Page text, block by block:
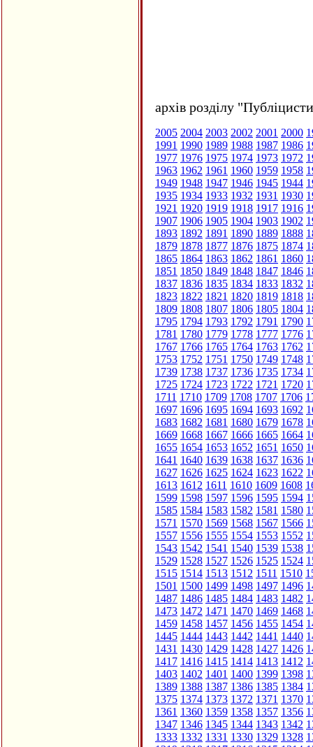
архів розділу
2005 2004 2003 2002 2001 2000
1991 1990 1989 1988 1987 1986
1977 1976 1975 1974 1973 1972
1963 1962 1961 1960 1959 1958
1949 1948 1947 1946 1945 1944
1935 1934 1933 1932 1931 1930
1921 1920 1919 1918 1917 1916
1907 1906 1905 1904 1903 1902
1893 1892 1891 1890 1889 1888
1879 1878 1877 1876 1875 1874
1865 1864 1863 1862 1861 1860
1851 1850 1849 1848 1847 1846
1837 1836 1835 1834 1833 1832
1823 1822 1821 1820 1819 1818
1809 1808 1807 1806 1805 1804
1795 1794 1793 1792 1791 1790
1781 1780 1779 1778 1777 1776
1767 1766 1765 1764 1763 1762
1753 1752 1751 1750 1749 1748
1739 1738 1737 1736 1735 1734
1725 1724 1723 1722 1721 1720
1711 1710 1709 1708 1707 1706
1697 1696 1695 1694 1693 1692
1683 1682 1681 1680 1679 1678
1669 1668 1667 1666 1665 1664
1655 1654 1653 1652 1651 1650
1641 1640 1639 1638 1637 1636
1627 1626 1625 1624 1623 1622
1613 1612 1611 1610 1609 1608
1599 1598 1597 1596 1595 1594
1585 1584 1583 1582 1581 1580
1571 1570 1569 1568 1567 1566
1557 1556 1555 1554 1553 1552
1543 1542 1541 1540 1539 1538
1529 1528 1527 1526 1525 1524
1515 1514 1513 1512 1511 1510
1501 1500 1499 1498 1497 1496
1487 1486 1485 1484 1483 1482
1473 1472 1471 1470 1469 1468
1459 1458 1457 1456 1455 1454
1445 1444 1443 1442 1441 1440
1431 1430 1429 1428 1427 1426
1417 1416 1415 1414 1413 1412
1403 1402 1401 1400 1399 1398
1389 1388 1387 1386 1385 1384
1375 1374 1373 1372 1371 1370
1361 1360 1359 1358 1357 1356
1347 1346 1345 1344 1343 1342
1333 1332 1331 1330 1329 1328